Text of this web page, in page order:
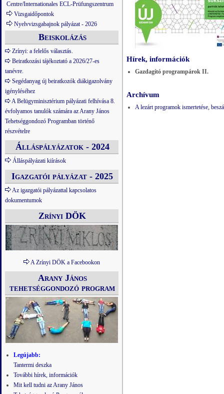
Centre/Internationales ECL-Prüfungszentrum
Vizsgaidőpontok
Nyelvvizsgabajnok pályázat - 2026
Beiskolázás
Zrínyi: a felelős választás.
Beiratkozási tájékoztató a 2026/27-es
tanévre.
Segédanyag új beiratkozók diákigazolvány
igényléséhez
A Belügyminisztérium pályázati felhívása 8.
évfolyamos tanulók számára az Arany János
Tehetséggondozó Programban történő
részvételre
Álláspályázatok - 2024
Álláspályázati kiírások
Igazgatói pályázat - 2025
Az igazgatói pályázattal kapcsolatos
dokumentumok
Zrínyi DÖK
A Zrínyi DÖK a Facebookon
Arany János
tehetséggondozó program
Legújabb:
Tantermi deszka
További hírek, információk
Mit kell tudni az Arany János
Hírek, információk
Gazdagító programpárok II.
Archívum
A lezárt programok ismertetése,